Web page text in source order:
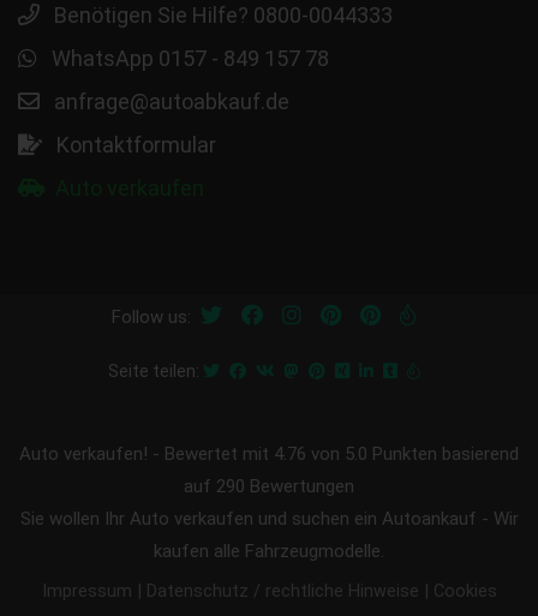
Benötigen Sie Hilfe? 0800-0044333
WhatsApp 0157 - 849 157 78
anfrage@autoabkauf.de
Kontaktformular
Follow us:
Seite teilen:
Auto verkaufen! - Bewertet mit 4.76 von 5.0 Punkten basierend
auf 290 Bewertungen
Sie wollen Ihr Auto verkaufen und suchen ein Autoankauf - Wir
kaufen alle Fahrzeugmodelle.
Impressum | Datenschutz / rechtliche Hinweise | Cookies